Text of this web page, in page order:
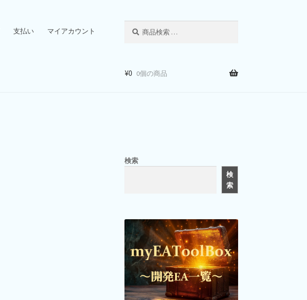
支払い マイアカウント
¥0 0個の商品
検索
検
索